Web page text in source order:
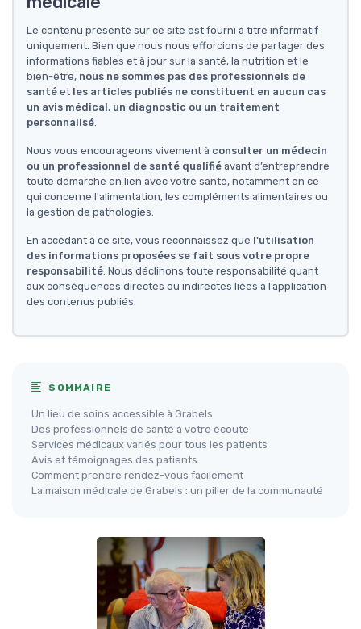
Le contenu présenté sur ce site est fourni à titre informatif
uniquement. Bien que nous nous efforcions de partager des
informations fiables et à jour sur la santé, la nutrition et le
bien-être, nous ne sommes pas des professionnels de
santé et les articles publiés ne constituent en aucun cas
un avis médical, un diagnostic ou un traitement
personnalisé.
Nous vous encourageons vivement à consulter un médecin
ou un professionnel de santé qualifié avant d’entreprendre
toute démarche en lien avec votre santé, notamment en ce
qui concerne l'alimentation, les compléments alimentaires ou
la gestion de pathologies.
En accédant à ce site, vous reconnaissez que l'utilisation
des informations proposées se fait sous votre propre
responsabilité. Nous déclinons toute responsabilité quant
aux conséquences directes ou indirectes liées à l’application
des contenus publiés.
SOMMAIRE
Un lieu de soins accessible à Grabels
Des professionnels de santé à votre écoute
Services médicaux variés pour tous les patients
Avis et témoignages des patients
Comment prendre rendez-vous facilement
La maison médicale de Grabels : un pilier de la communauté